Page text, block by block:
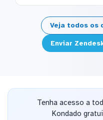
Veja todos os
Enviar
Tenha acesso a
Kondado